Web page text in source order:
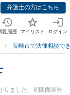
弁護士の方はこちら
覧履歴 マイリスト ログイン
長崎市で法律相談で
りました。初回面談無